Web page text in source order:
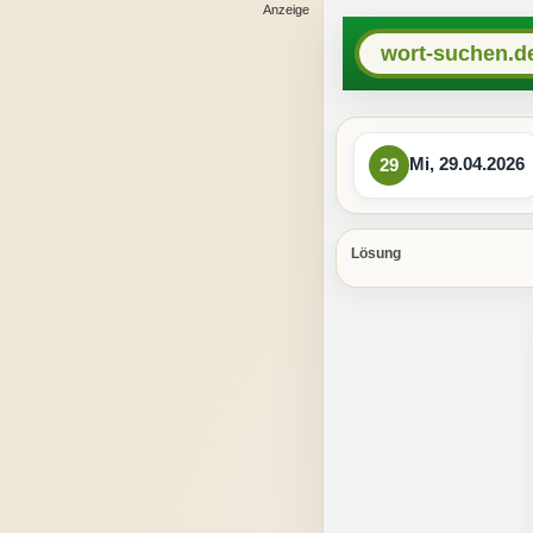
wort-
29 Mi, 29.04.2026
Lösung